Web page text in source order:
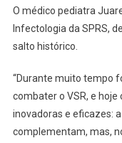
O médico pediatra
Infectologia da SPRS,
salto histórico.
“Durante muito tempo
combater o VSR, e
inovadoras e eficazes:
complementam, mas,